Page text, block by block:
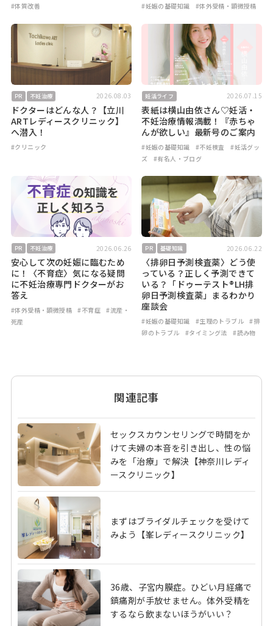
#体質改善 #妊娠の基礎知識 #体外受精・顕微授精
PR 不妊治療 2026.08.03
ドクターはどんな人？【立川
ARTレディースクリニック】
へ潜入！
#クリニック
妊活ライフ 2026.07.15
表紙は横山由依さん♡妊活・
不妊治療情報満載！『赤ちゃ
んが欲しい』最新号のご案内
#妊娠の基礎知識 #不妊検査
#妊活グッ
ズ
#有名人・ブログ
PR 不妊治療 2026.06.26
安心して次の妊娠に臨むため
に！〈不育症〉気になる疑問
に不妊治療専門ドクターがお
答え
#体外受精・顕微授精 #不育症
#流産・
死産
PR 基礎知識 2026.06.22
〈排卵日予測検査薬〉どう使
っている？正しく予測できて
いる？「ドゥーテスト®LH排
卵日予測検査薬」まるわかり
座談会
#妊娠の基礎知識 #生理のトラブル
#排
卵のトラブル
#タイミング法 #読み物
関連記事
セックスカウンセリングで時間をか
けて夫婦の本音を引き出し、性の悩
みを「治療」で解決【神奈川レディ
ースクリニック】
まずはブライダルチェックを受けて
みよう【峯レディースクリニック】
36歳、子宮内膜症。ひどい月経痛で
鎮痛剤が手放せません。体外受精を
するなら飲まないほうがいい？